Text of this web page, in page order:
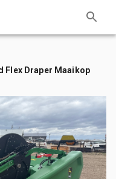
Flex Draper Maaikop